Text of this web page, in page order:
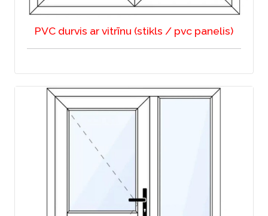
PVC durvis ar vitrīnu (stikls / pvc panelis)